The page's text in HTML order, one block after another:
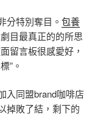
分特別奪目。 包養
目最真正的的所思
留言板很感愛好，
”。
入同盟brand咖啡店
掉敗了結，剩下的